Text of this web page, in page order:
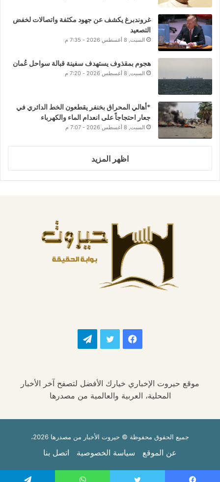
غروندبرغ يكشف عن جهود مكثفة واتصالات لخفض
التصعيد
السبت, 8 أغسطس 2026 - 7:35 م
هجوم بمقذوف يستهدف سفينة قبالة سواحل عُمان
السبت, 8 أغسطس 2026 - 7:20 م
*أهالي المحراق بخنفر يقطعون الخط الدائري في
جعار احتجاجاً على انعدام الماء والكهرباء
السبت, 8 أغسطس 2026 - 7:07 م
اظهر المزيد
فيسبوك تويتر تيلقرام
موقع حيروت الإخباري خيارك الأفضل لتصفح آخر الأخبار
المحلية، العربية والعالمية من مصدرها
جميع الحقوق محفوظة © حيروت الأخبار من مصدرها 2026،
عن الموقع سياسة الخصوصية اتصل بنا